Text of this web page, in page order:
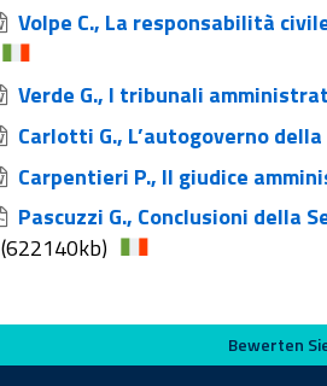
Volpe C., La responsabilità
Verde G., I tribunali
Carlotti G., L’autogoverno
Carpentieri P., Il giudice
Pascuzzi G., Conclusioni della
(622140kb)
Bewerten